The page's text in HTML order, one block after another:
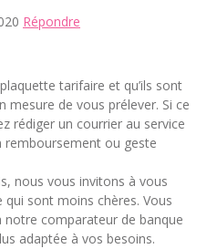
Répondre
tarifaire et qu’ils sont
de vous prélever. Si ce
rédiger un courrier au service
ou geste
nous vous invitons à vous
sont moins chères. Vous
notre comparateur de banque
adaptée à vos besoins.